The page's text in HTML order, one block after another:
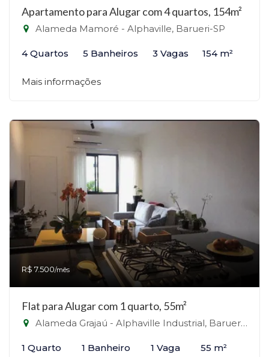
Apartamento para Alugar com 4 quartos, 154m²
Alameda Mamoré - Alphaville, Barueri-SP
4 Quartos 5 Banheiros 3 Vagas 154 m²
Mais informações
R$ 7.500/mês
Flat para Alugar com 1 quarto, 55m²
Alameda Grajaú - Alphaville Industrial, Barueri - SP - Alphaville, Barueri-SP
1 Quarto 1 Banheiro 1 Vaga 55 m²